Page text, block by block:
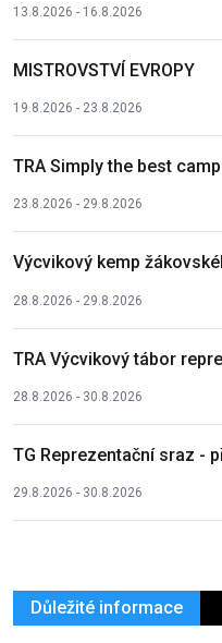
13.8.2026 - 16.8.2026
MISTROVSTVÍ EVROPY
19.8.2026 - 23.8.2026
TRA Simply the best
23.8.2026 - 29.8.2026
Výcvikový kemp
28.8.2026 - 29.8.2026
TRA Výcvikový tábor
28.8.2026 - 30.8.2026
TG Reprezentační sraz -
29.8.2026 - 30.8.2026
Důležité informace